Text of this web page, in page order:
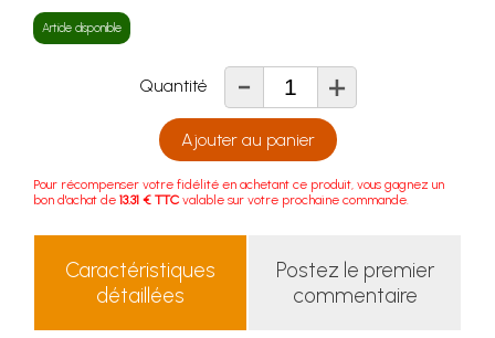
Article disponible
Quantité - +
Ajouter au panier
Pour récompenser votre fidélité en achetant ce produit, vous gagnez un
bon d'achat de 13.31 € TTC valable sur votre prochaine commande.
Caractéristiques
détaillées
Postez le premier
commentaire